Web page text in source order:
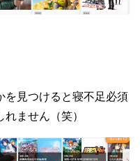
を見つけると寝不足必須
ません（笑）